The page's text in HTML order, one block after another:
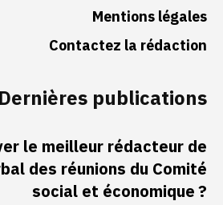
Mentions légales
Contactez la rédaction
Dernières publications
le meilleur rédacteur de
des réunions du Comité
social et économique ?